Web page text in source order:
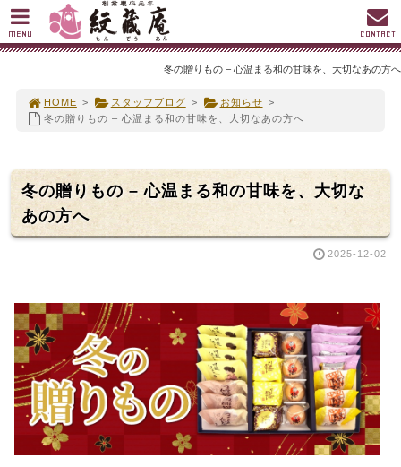
冬の贈りもの – 心温まる和の甘味を、大切なあの方へ
HOME > スタッフブログ > お知らせ >
冬の贈りもの – 心温まる和の甘味を、大切なあの方へ
冬の贈りもの – 心温まる和の甘味を、大切な
あの方へ
2025-12-02
MENU CONTACT